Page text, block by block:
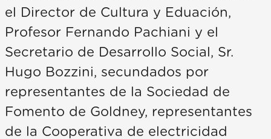
el Director de Cultura y Eduación,
Profesor Fernando Pachiani y el
Secretario de Desarrollo Social, Sr.
Hugo Bozzini, secundados por
representantes de la Sociedad de
Fomento de Goldney, representantes
de la Cooperativa de electricidad